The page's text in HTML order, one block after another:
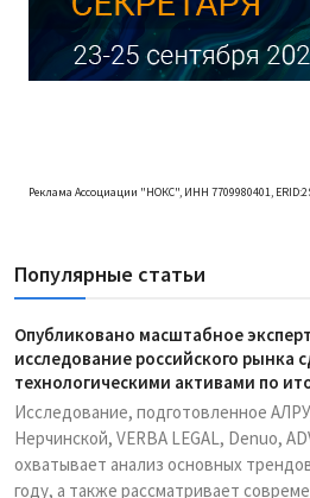
Реклама Ассоциации "НОКС", ИНН 7709980401,
Популярные статьи
Опубликовано масштабное
исследование российского рынка
технологическими активами по
Исследование, подготовленное
Нерчинской, VERBA LEGAL, Denuo,
охватывает анализ основных
году, а также рассматривает